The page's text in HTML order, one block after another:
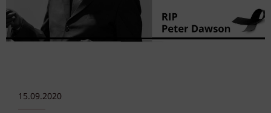
15.09.2020